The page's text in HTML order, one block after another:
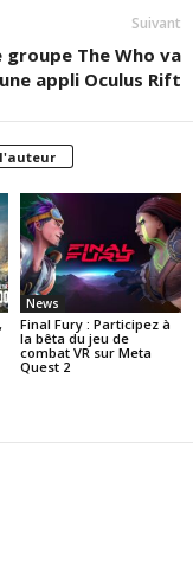
Suivant
groupe The Who va
appli Oculus Rift
News
Final Fury : Participez à
la bêta du jeu de
combat VR sur Meta
Quest 2